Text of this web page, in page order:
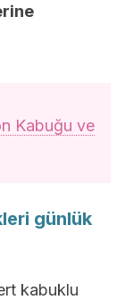
Kabuğu ve
günlük
kabuklu